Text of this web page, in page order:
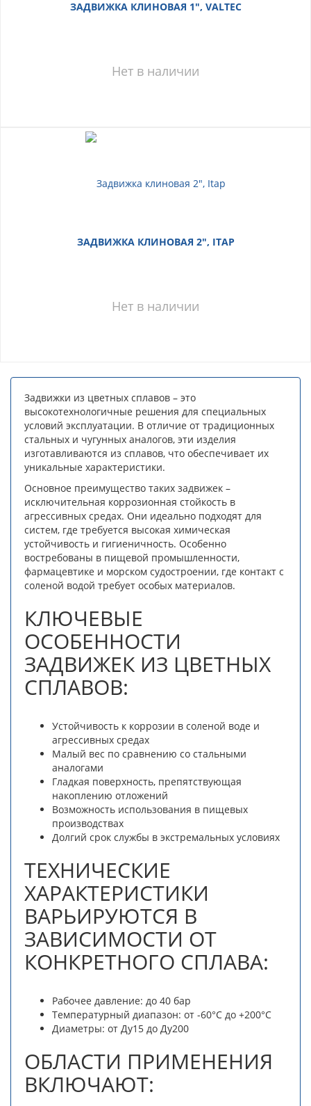
ЗАДВИЖКА КЛИНОВАЯ 1", VALTEC
Нет в наличии
ЗАДВИЖКА КЛИНОВАЯ 2", ITAP
Нет в наличии
Задвижки из цветных сплавов – это
высокотехнологичные решения для специальных
условий эксплуатации. В отличие от традиционных
стальных и чугунных аналогов, эти изделия
изготавливаются из сплавов, что обеспечивает их
уникальные характеристики.
Основное преимущество таких задвижек –
исключительная коррозионная стойкость в
агрессивных средах. Они идеально подходят для
систем, где требуется высокая химическая
устойчивость и гигиеничность. Особенно
востребованы в пищевой промышленности,
фармацевтике и морском судостроении, где контакт с
соленой водой требует особых материалов.
КЛЮЧЕВЫЕ
ОСОБЕННОСТИ
ЗАДВИЖЕК ИЗ ЦВЕТНЫХ
СПЛАВОВ:
Устойчивость к коррозии в соленой воде и
агрессивных средах
Малый вес по сравнению со стальными
аналогами
Гладкая поверхность, препятствующая
накоплению отложений
Возможность использования в пищевых
производствах
Долгий срок службы в экстремальных условиях
ТЕХНИЧЕСКИЕ
ХАРАКТЕРИСТИКИ
ВАРЬИРУЮТСЯ В
ЗАВИСИМОСТИ ОТ
КОНКРЕТНОГО СПЛАВА:
Рабочее давление: до 40 бар
Температурный диапазон: от -60°C до +200°C
Диаметры: от Ду15 до Ду200
ОБЛАСТИ ПРИМЕНЕНИЯ
ВКЛЮЧАЮТ: